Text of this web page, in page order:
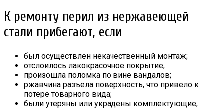
К ремонту перил из нержавеющей
стали прибегают, если
был осуществлен некачественный монтаж;
отслоилось лакокрасочное покрытие;
произошла поломка по вине вандалов;
ржавчина разъела поверхность, что привело к
потере товарного вида;
были утеряны или украдены комплектующие;